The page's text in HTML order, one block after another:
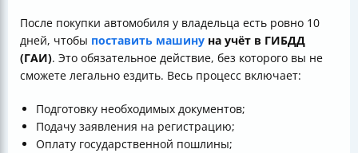
После покупки автомобиля у владельца есть ровно 10
дней, чтобы поставить машину на учёт в ГИБДД
(ГАИ). Это обязательное действие, без которого вы не
сможете легально ездить. Весь процесс включает:
Подготовку необходимых документов;
Подачу заявления на регистрацию;
Оплату государственной пошлины;